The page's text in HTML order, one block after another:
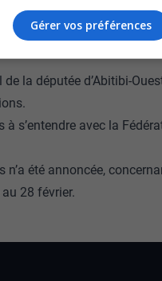
de loi a miné la relation
la députée d’Abitibi-
s’entendre avec la
été annoncée,
28 février.
Gérer vos préférences